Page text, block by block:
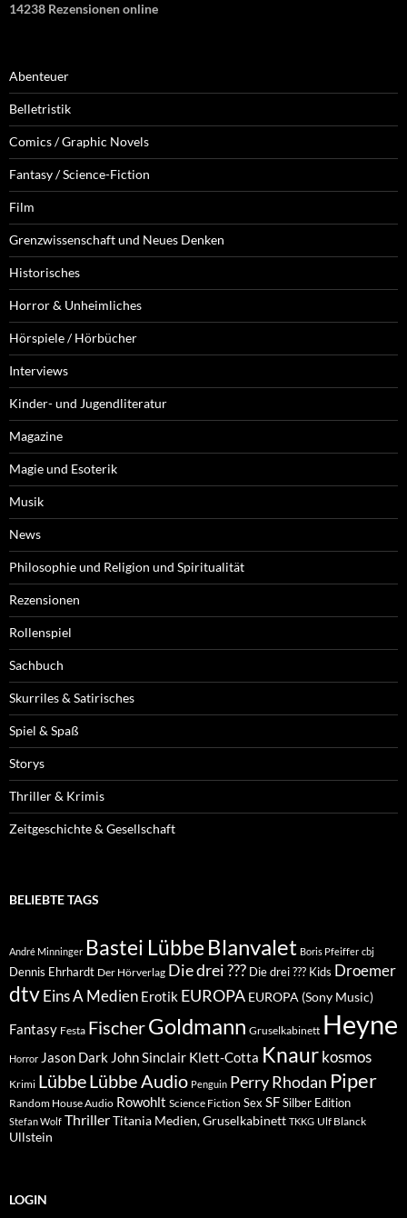
14238 Rezensionen online
Abenteuer
Belletristik
Comics / Graphic Novels
Fantasy / Science-Fiction
Film
Grenzwissenschaft und Neues Denken
Historisches
Horror & Unheimliches
Hörspiele / Hörbücher
Interviews
Kinder- und Jugendliteratur
Magazine
Magie und Esoterik
Musik
News
Philosophie und Religion und Spiritualität
Rezensionen
Rollenspiel
Sachbuch
Skurriles & Satirisches
Spiel & Spaß
Storys
Thriller & Krimis
Zeitgeschichte & Gesellschaft
BELIEBTE TAGS
André Minninger Bastei Lübbe Blanvalet Boris Pfeiffer cbj
Dennis Ehrhardt Der Hörverlag Die drei ??? Die drei ??? Kids Droemer
dtvEins A Medien Erotik EUROPA EUROPA (Sony Music)
Fantasy Festa FischerGoldmann Gruselkabinett Heyne
Horror Jason Dark John Sinclair Klett-Cotta Knaur kosmos
Krimi LübbeLübbe Audio Penguin Perry Rhodan Piper
Random House Audio Rowohlt Science Fiction Sex SFSilber Edition
Stefan Wolf ThrillerTitania Medien, Gruselkabinett TKKG Ulf Blanck
Ullstein
LOGIN